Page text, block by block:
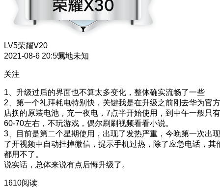
LV5荣耀V20
2021-08-6 20:55属地未知
关注
1、升级过后的界面也不算太多变化，整体确实流畅了一些
2、第一个礼拜耗电特别快，关键我是在升级之前刚去华为官方
店换的原装电池，充一夜电，7点半开始使用，到中午一般只有
60-70左右，不玩游戏，偶尔刷刷视频看看小说。
3、目前是第二个星期使用，出现了发热严重，今晚第一次出现
了开视频中自动挂掉微信，提示手机过热，除了应急电话，其
都用不了。
说实话，总体来说有点后悔升级了。
1610阅读